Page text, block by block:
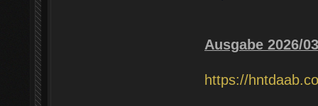
Ausgabe 2026/03
https://